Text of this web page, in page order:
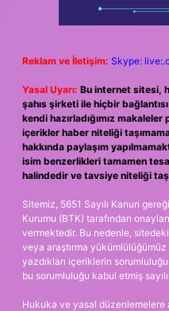
Reklam ve İletişim: Skype:
Yasal Uyarı: Bu internet sitesi,
şahıs şirketi ile hiçbir
kendi hazırladığımız
içerikler haber niteliği
hakkında paylaşım
isim benzerlikleri tamamen
halindedir ve tavsiye niteliği
Sitemiz, 5651 Sayılı Kanun
Kurumu (BTK) tarafından
vermektedir. Bu nedenle,
veya araştırma
yazdıkları içeriklerin
bu sorumluluğu kabul etmiş
Hukuka ve yasal düzenlemelere